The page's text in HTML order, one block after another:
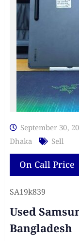
September 30,
Dhaka
Sell
On Call Price
SA19k839
Used
Bangladesh